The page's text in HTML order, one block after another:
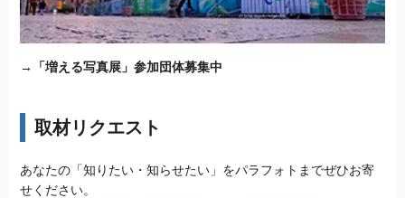
→ 「増える写真展」参加団体募集中
取材リクエスト
あなたの「知りたい・知らせたい」をパラフォトまでぜひお寄
せください。